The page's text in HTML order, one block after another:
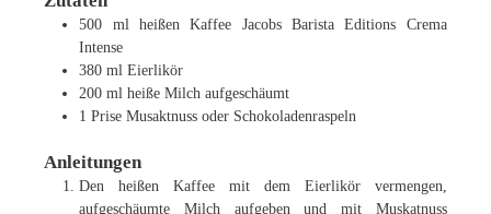
500 ml heißen Kaffee
Jacobs Barista Editions Crema
Intense
380 ml Eierlikör
200 ml heiße Milch aufgeschäumt
1 Prise Musaktnuss oder Schokoladenraspeln
Anleitungen
Den heißen Kaffee mit dem Eierlikör vermengen,
aufgeschäumte Milch aufgeben und mit Muskatnuss